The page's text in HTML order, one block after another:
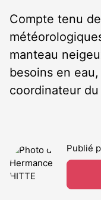
Compte tenu
manteau
besoins en
coordinateur
Publié